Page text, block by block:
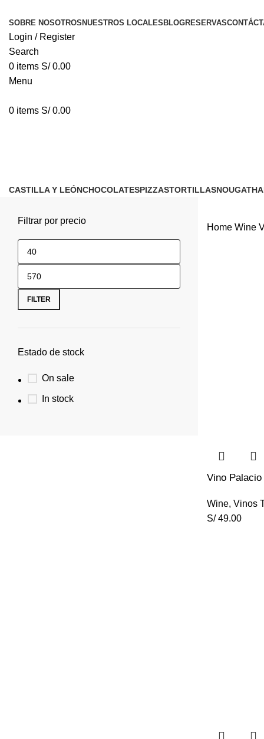
SOBRE NOSOTROS NUESTROS LOCALES BLOGRESERVAS
Login / Register
Search
0 items S/0.00
Menu
0 items S/0.00
CASTILLA Y LEÓNCHOCOLATESPIZZASTORTILLASNOUGAT
Filtrar por precio
FILTER
Estado de stock
On sale
In stock
Home Wine
Vino
Wine, Vinos
S/49.00